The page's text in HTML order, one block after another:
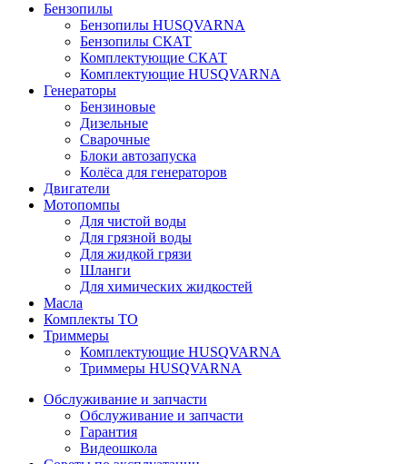
Бензопилы
Бензопилы HUSQVARNA
Бензопилы СКАТ
Комплектующие СКАТ
Комплектующие HUSQVARNA
Генераторы
Бензиновые
Дизельные
Сварочные
Блоки автозапуска
Колёса для генераторов
Двигатели
Мотопомпы
Для чистой воды
Для грязной воды
Для жидкой грязи
Шланги
Для химических жидкостей
Масла
Комплекты ТО
Триммеры
Комплектующие HUSQVARNA
Триммеры HUSQVARNA
Обслуживание и запчасти
Обслуживание и запчасти
Гарантия
Видеошкола